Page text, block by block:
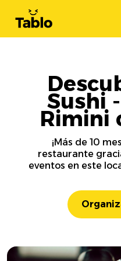
Sushi
Rimini
¡Más de 10
restaurante
eventos en este